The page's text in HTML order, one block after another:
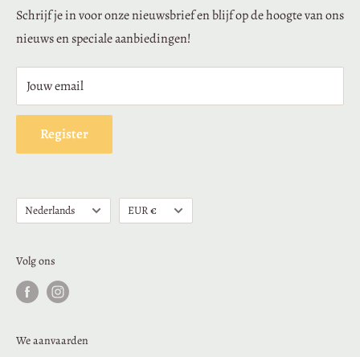
Leveringen en retouren
veilige betaling
Juridische mededeling
Loyaliteit
Verkoopvoorwaarden
Privacybeleid
Schrijf je in voor onze nieuwsbrief en blijf op de hoogte van ons
nieuws en speciale aanbiedingen!
Jouw email
Register
Taal
Nederlands Munteenheid
EUR €
Volg ons
We aanvaarden